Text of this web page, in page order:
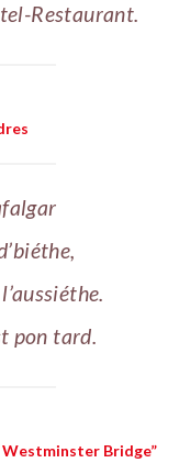
Restaurant.
pon tard.
Westminster Bridge”